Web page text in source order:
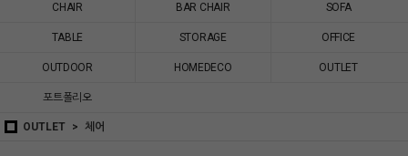
CHAIR BAR CHAIR SOFA
TABLE STORAGE OFFICE
OUTDOOR HOMEDECO OUTLET
포트폴리오
OUTLET 체어